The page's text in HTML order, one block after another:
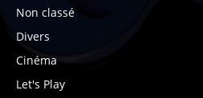
Non classé
Divers
Cinéma
Let's Play